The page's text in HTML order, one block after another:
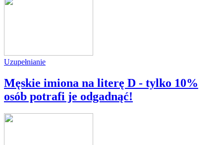
Uzupełnianie
Męskie imiona na literę D - tylko 10%
osób potrafi je odgadnąć!